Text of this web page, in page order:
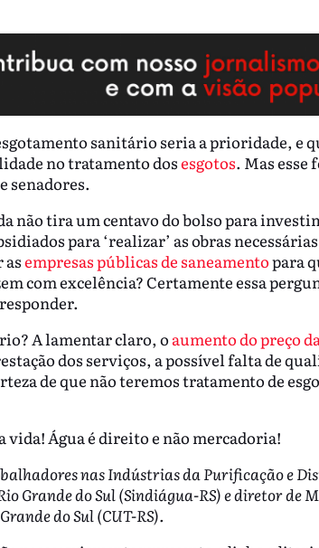
sanitário seria a prioridade, e
no tratamento dosesgotos. Mas esse
senadores.
não tira um centavo do bolso para
para ‘realizar’ as obras
empresas públicas de saneamentopara
com excelência? Certamente essa
A lamentar claro, oaumento do preço
dos serviços, a possível falta de
de que não teremos tratamento de
vida! Água é direito e não mercadoria!
nas Indústrias da Purificação e
Grande do Sul (Sindiágua-RS) e diretor de
do Sul (CUT-RS).